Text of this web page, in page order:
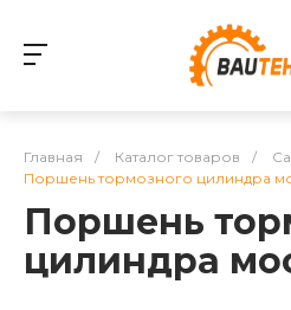
Главная / Каталог товаров /
Поршень тормозного цилиндра
Поршень
цилиндра